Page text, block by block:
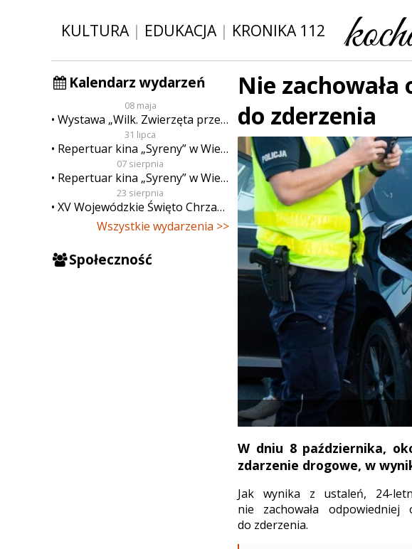
KULTURA| EDUKACJA| KRONIKA 112
Kalendarz wydarzeń
08 maja
Wystawa „Wilk. Zwierzęta przeklęte”
31 lipca
Repertuar kina „Syreny” w Wieluniu w dn. od 31 lipca do 6 sierpnia
07 sierpnia
Repertuar kina „Syreny” w Wieluniu w dn. od 7 do 13 sierpnia
23 sierpnia
XV Wojewódzkie Święto Chrzanu
Wszystkie wydarzenia >>
Społeczność
Nie zachowała
do zderzenia
W dniu 8 października,
zdarzenie drogowe, w
Jak wynika z ustaleń, 24-
nie zachowała
do zderzenia.